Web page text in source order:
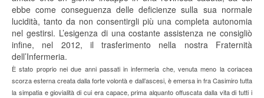
ebbe come conseguenza delle deficienze sulla sua normale
lucidità, tanto da non consentirgli più una completa autonomia
nel gestirsi. L’esigenza di una costante assistenza ne consigliò
infine, nel 2012, il trasferimento nella nostra Fraternità
dell’Infermeria.
È stato proprio nei due anni passati in infermeria che, venuta meno la coriacea
scorza esterna creata dalla forte volontà e dall’ascesi, è emersa in fra Casimiro tutta
la simpatia e giovialità di cui era capace, prima alquanto offuscata dalla vita di tutti i